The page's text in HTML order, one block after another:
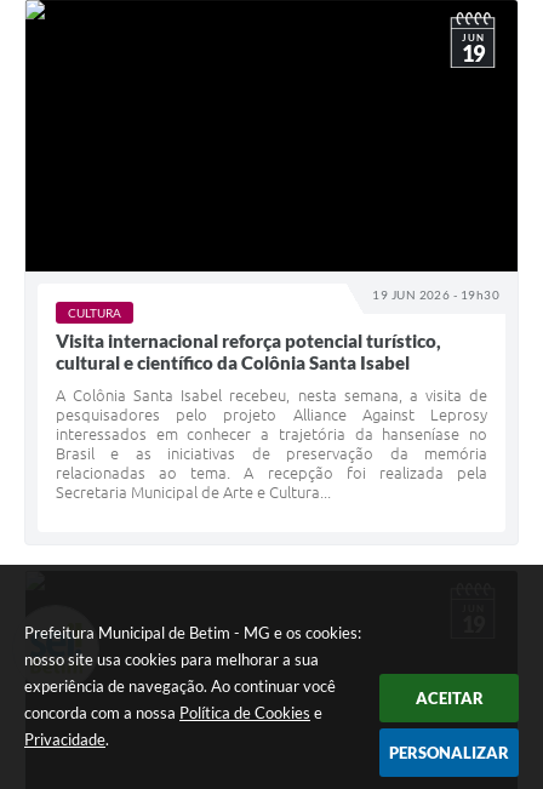
Prefeitura Municipal de Betim - MG e os cookies:
nosso site usa cookies para melhorar a sua
experiência de navegação. Ao continuar você
concorda com a nossa Política de Cookies e
Privacidade.
ACEITAR
PERSONALIZAR
19 JUN 2026 - 19h30
JUN
19
CULTURA
Visita internacional reforça potencial turístico,
cultural e científico da Colônia Santa Isabel
A Colônia Santa Isabel recebeu, nesta semana, a visita de
pesquisadores pelo projeto Alliance Against Leprosy
interessados em conhecer a trajetória da hanseníase no
Brasil e as iniciativas de preservação da memória
relacionadas ao tema. A recepção foi realizada pela
Secretaria Municipal de Arte e Cultura...